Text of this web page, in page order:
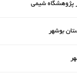
پژوهشگاه شیمی
بوشهر